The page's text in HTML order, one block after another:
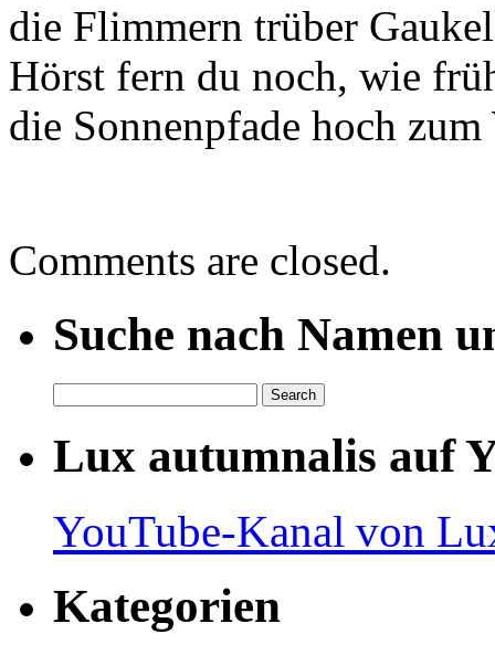
die Flimmern trüber
Hörst fern du noch, wie
die Sonnenpfade hoch
Comments are closed.
Suche nach Namen
Lux autumnalis auf
YouTube-Kanal von
Kategorien